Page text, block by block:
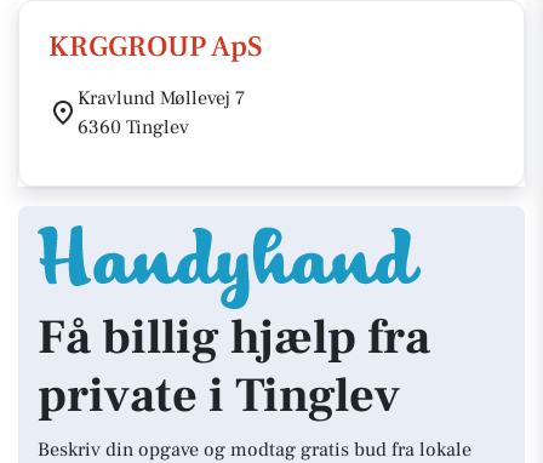
KRGGROUP ApS
Kravlund Møllevej 7
6360 Tinglev
Få billig hjælp fra
private i Tinglev
Beskriv din opgave og modtag gratis bud fra lokale